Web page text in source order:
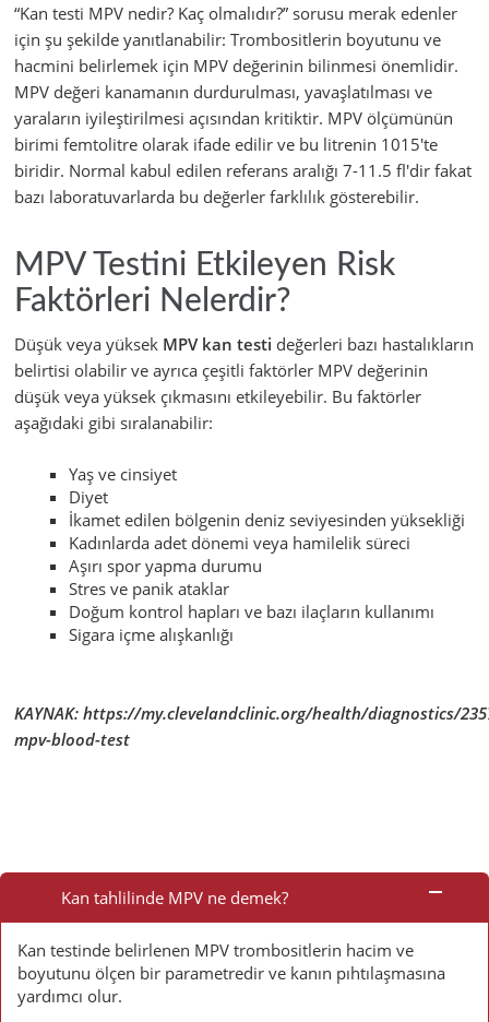
“Kan testi MPV nedir? Kaç olmalıdır?” sorusu merak edenler
için şu şekilde yanıtlanabilir: Trombositlerin boyutunu ve
hacmini belirlemek için MPV değerinin bilinmesi önemlidir.
MPV değeri kanamanın durdurulması, yavaşlatılması ve
yaraların iyileştirilmesi açısından kritiktir. MPV ölçümünün
birimi femtolitre olarak ifade edilir ve bu litrenin 1015'te
biridir. Normal kabul edilen referans aralığı 7-11.5 fl'dir fakat
bazı laboratuvarlarda bu değerler farklılık gösterebilir.
MPV Testini Etkileyen Risk
Faktörleri Nelerdir?
Düşük veya yüksek MPV kan testi değerleri bazı hastalıkların
belirtisi olabilir ve ayrıca çeşitli faktörler MPV değerinin
düşük veya yüksek çıkmasını etkileyebilir. Bu faktörler
aşağıdaki gibi sıralanabilir:
Yaş ve cinsiyet
Diyet
İkamet edilen bölgenin deniz seviyesinden yüksekliği
Kadınlarda adet dönemi veya hamilelik süreci
Aşırı spor yapma durumu
Stres ve panik ataklar
Doğum kontrol hapları ve bazı ilaçların kullanımı
Sigara içme alışkanlığı
KAYNAK: https://my.clevelandclinic.org/health/diagnostics/
mpv-blood-test
Sorulan
Sorular
Kan tahlilinde MPV ne demek?
Kan testinde belirlenen MPV trombositlerin hacim ve
boyutunu ölçen bir parametredir ve kanın pıhtılaşmasına
yardımcı olur.